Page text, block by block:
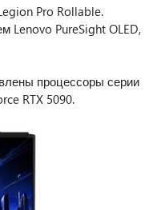
Pro Rollable.
Lenovo PureSight OLED,
процессоры серии
RTX 5090.